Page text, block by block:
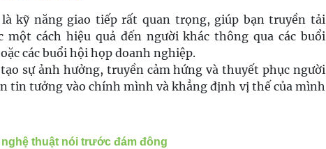
kỹ năng giao tiếp rất quan trọng, giúp bạn truyền tải
cách hiệu quả đến người khác thông qua các buổi
các buổi hội họp doanh nghiệp.
sự ảnh hưởng, truyền cảm hứng và thuyết phục người
tin tưởng vào chính mình và khẳng định vị thế của mình
thuật nói trước đám đông